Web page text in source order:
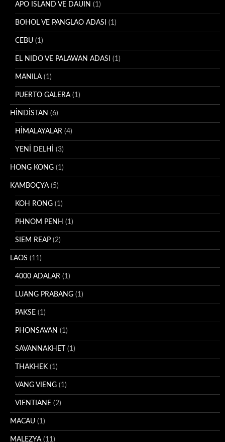
APO ISLAND VE DAUIN (1)
BOHOL VE PANGLAO ADASI (1)
CEBU (1)
EL NIDO VE PALAWAN ADASI (1)
MANILA(1)
PUERTO GALERA(1)
HİNDİSTAN (6)
HİMALAYALAR (4)
YENİ DELHİ (3)
HONG KONG (1)
KAMBOÇYA(5)
KOH RONG (1)
PHNOM PENH (1)
SIEM REAP (2)
LAOS (11)
4000 ADALAR (1)
LUANG PRABANG (1)
PAKSE (1)
PHONSAVAN (1)
SAVANNAKHET (1)
THAKHEK (1)
VANG VIENG (1)
VIENTIANE (2)
MACAU (1)
MALEZYA(11)